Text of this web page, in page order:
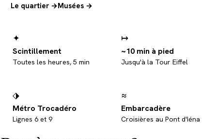
Le quartier →Musées →
✦
Scintillement
Toutes les heures, 5 min
↦
~10 min à pied
Jusqu'à la Tour Eiffel
⬗
Métro Trocadéro
Lignes 6 et 9
≈
Embarcadère
Croisières au Pont d'Iéna